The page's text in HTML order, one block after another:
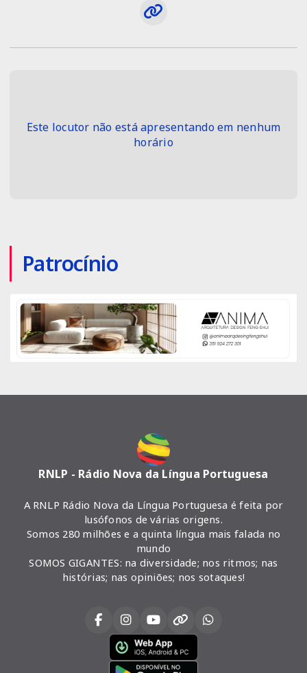
Este locutor não está apresentando em nenhum
horário
Patrocínio
RNLP - Rádio Nova da Língua Portuguesa
A RNLP Rádio Nova da Língua Portuguesa é feita por
lusófonos de várias origens.
Somos 280 milhões e a quinta língua mais falada no
mundo
SOMOS GIGANTES: na diversidade; nos ritmos; nas
histórias; nas opiniões; nos sotaques!